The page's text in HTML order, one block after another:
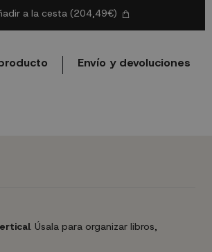
a la cesta(204,49€)
Envío y devoluciones
. Úsala para organizar libros,